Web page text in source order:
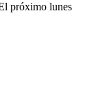
próximo lunes